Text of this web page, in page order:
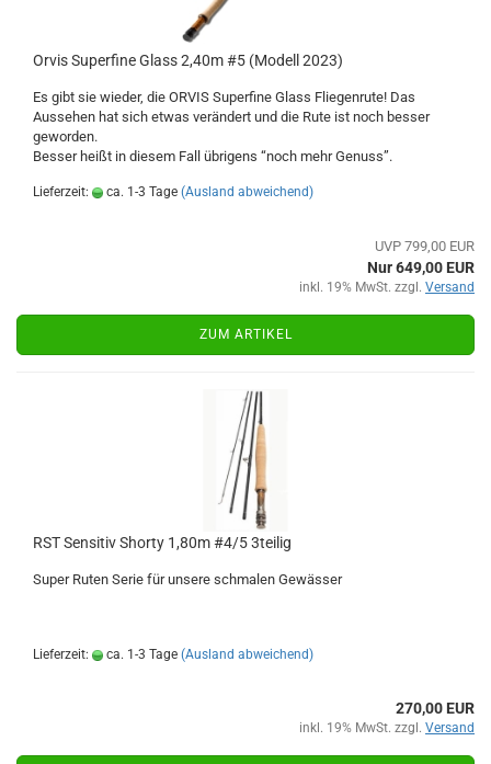
Orvis Superfine Glass 2,40m #5 (Modell 2023)
Es gibt sie wieder, die ORVIS Superfine Glass Fliegenrute! Das
Aussehen hat sich etwas verändert und die Rute ist noch besser
geworden.
Besser heißt in diesem Fall übrigens “noch mehr Genuss”.
Lieferzeit: ca. 1-3 Tage (Ausland abweichend)
UVP 799,00 EUR
Nur 649,00 EUR
inkl. 19% MwSt. zzgl. Versand
ZUM ARTIKEL
RST Sensitiv Shorty 1,80m #4/5 3teilig
Super Ruten Serie für unsere schmalen Gewässer
Lieferzeit: ca. 1-3 Tage (Ausland abweichend)
270,00 EUR
inkl. 19% MwSt. zzgl. Versand